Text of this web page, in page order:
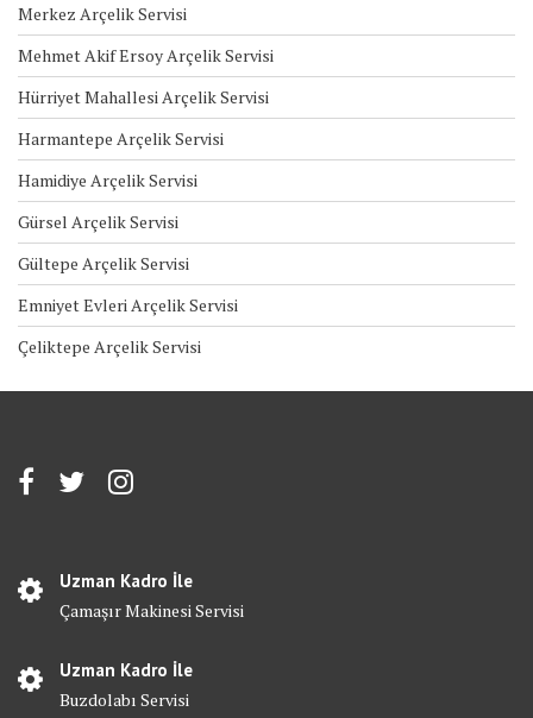
Merkez Arçelik Servisi
Mehmet Akif Ersoy Arçelik Servisi
Hürriyet Mahallesi Arçelik Servisi
Harmantepe Arçelik Servisi
Hamidiye Arçelik Servisi
Gürsel Arçelik Servisi
Gültepe Arçelik Servisi
Emniyet Evleri Arçelik Servisi
Çeliktepe Arçelik Servisi
Uzman Kadro İle
Çamaşır Makinesi Servisi
Uzman Kadro İle
Buzdolabı Servisi